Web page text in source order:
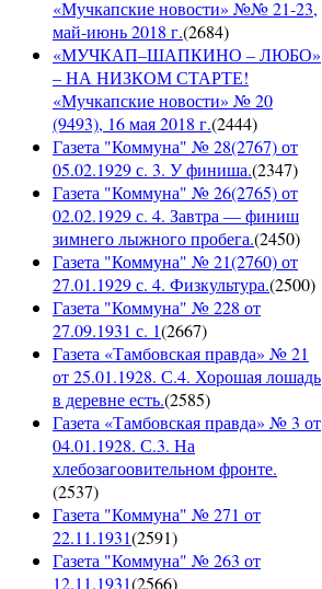
«Мучкапские новости» №№ 21-23,
май-июнь 2018 г.(2684)
«МУЧКАП–ШАПКИНО – ЛЮБО»
– НА НИЗКОМ СТАРТЕ!
«Мучкапские новости» № 20
(9493), 16 мая 2018 г.(2444)
Газета "Коммуна" № 28(2767) от
05.02.1929 с. 3. У финиша.(2347)
Газета "Коммуна" № 26(2765) от
02.02.1929 с. 4. Завтра — финиш
зимнего лыжного пробега.(2450)
Газета "Коммуна" № 21(2760) от
27.01.1929 с. 4. Физкультура.(2500)
Газета "Коммуна" № 228 от
27.09.1931 с. 1(2667)
Газета «Тамбовская правда» № 21
от 25.01.1928. С.4. Хорошая лошадь
в деревне есть.(2585)
Газета «Тамбовская правда» № 3 от
04.01.1928. С.3. На
хлебозагоовительном фронте.
(2537)
Газета "Коммуна" № 271 от
22.11.1931(2591)
Газета "Коммуна" № 263 от
12.11.1931(2566)